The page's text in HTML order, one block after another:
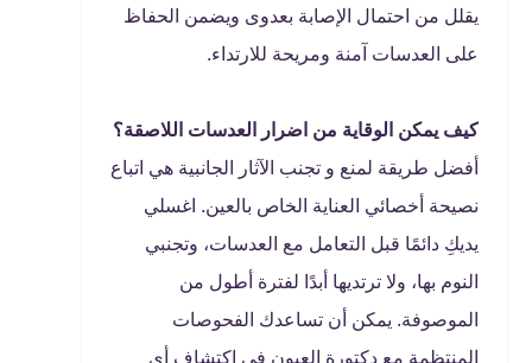
يقلل من احتمال الإصابة بعدوى ويضمن الحفاظ
على العدسات آمنة ومريحة للارتداء.
كيف يمكن الوقاية من اضرار العدسات اللاصقة؟
أفضل طريقة لمنع و تجنب الآثار الجانبية هي اتباع
نصيحة أخصائي العناية الخاص بالعين. اغسلي
يديكِ دائمًا قبل التعامل مع العدسات، وتجنبي
النوم بها، ولا ترتديها أبدًا لفترة أطول من
الموصوفة. يمكن أن تساعدك الفحوصات
المنتظمة مع دكتورة العيون في اكتشاف أي